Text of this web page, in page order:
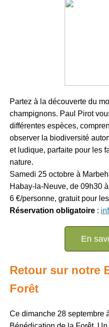
Partez à la découverte du
champignons. Paul Pirot
différentes espèces,
observer la biodiversité
et ludique, parfaite pour les
nature.
Samedi 25 octobre à
Habay-la-Neuve, de 09h30
6 €/personne, gratuit pour
Réservation obligatoire :
En
Retour sur notre
Forêt
Ce dimanche 28 septembre